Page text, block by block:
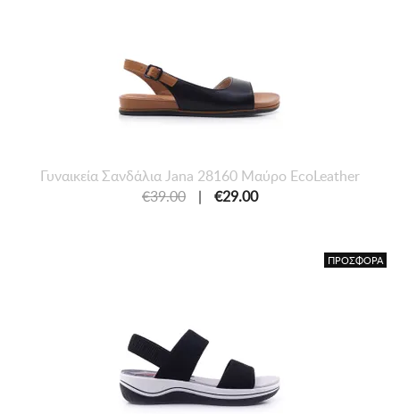
Γυναικεία Σανδάλια Jana 28160 Μαύρο EcoLeather
€39.00
| €29.00
ΠΡΟΣΦΟΡΑ